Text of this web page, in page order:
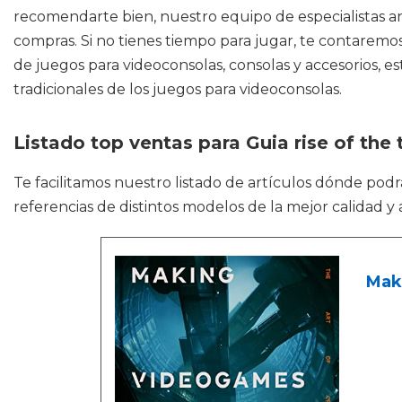
recomendarte bien, nuestro equipo de especialistas
compras. Si no tienes tiempo para jugar, te
de juegos para videoconsolas, consolas y accesorios,
tradicionales de los juegos para videoconsolas.
Listado top ventas para Guia rise of the
Te facilitamos nuestro listado de artículos dónde
referencias de distintos modelos de la mejor calidad